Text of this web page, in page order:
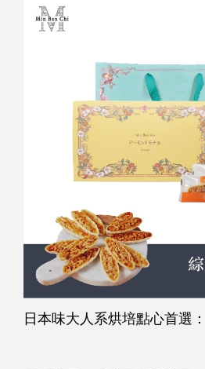
日本味大人系烘培點心首選